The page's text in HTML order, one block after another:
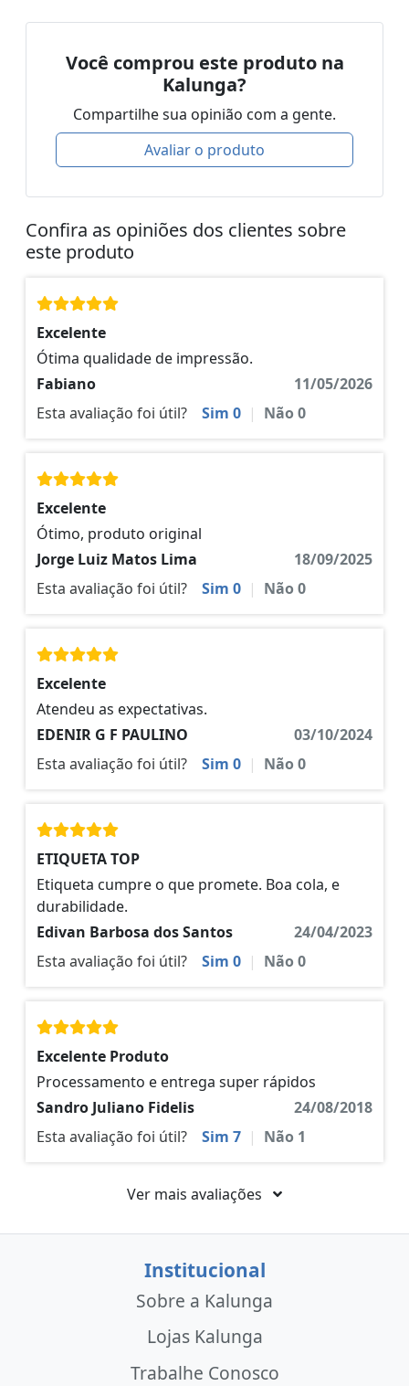
Você comprou este produto na
Kalunga?
Compartilhe sua opinião com a gente.
Avaliar o produto
Confira as opiniões dos clientes sobre
este produto
Excelente
Ótima qualidade de impressão.
Fabiano
11/05/2026
Esta avaliação foi útil?
Sim 0 | Não0
Excelente
Ótimo, produto original
Jorge Luiz Matos Lima
18/09/2025
Esta avaliação foi útil?
Sim 0 | Não0
Excelente
Atendeu as expectativas.
EDENIR G F PAULINO
03/10/2024
Esta avaliação foi útil?
Sim 0 | Não0
ETIQUETA TOP
Etiqueta cumpre o que promete. Boa cola, e
durabilidade.
Edivan Barbosa dos Santos
24/04/2023
Esta avaliação foi útil?
Sim 0 | Não0
Excelente Produto
Processamento e entrega super rápidos
Sandro Juliano Fidelis
24/08/2018
Esta avaliação foi útil?
Sim 7 | Não 1
Ver mais avaliações
Institucional
Sobre a Kalunga
Lojas Kalunga
Trabalhe Conosco